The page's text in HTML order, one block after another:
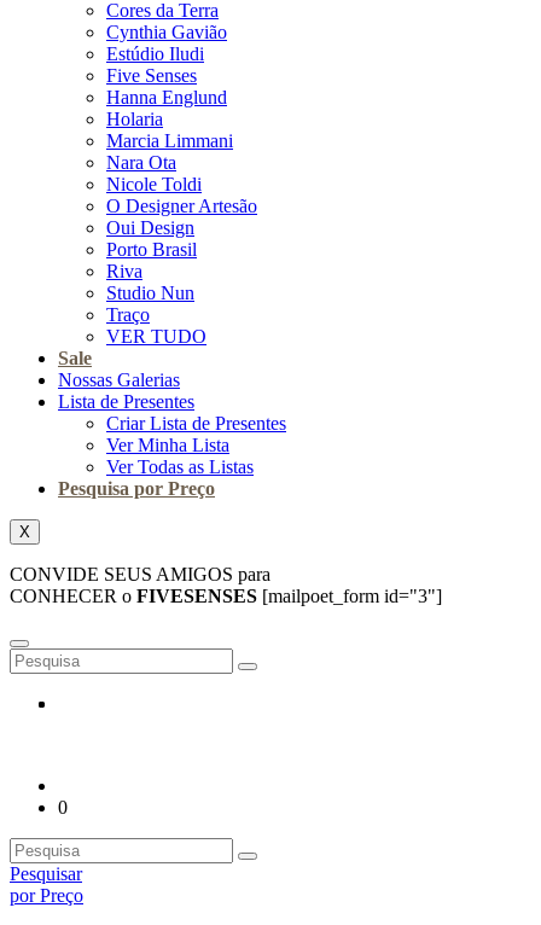
Cores da Terra
Cynthia Gavião
Estúdio Iludi
Five Senses
Hanna Englund
Holaria
Marcia Limmani
Nara Ota
Nicole Toldi
O Designer Artesão
Oui Design
Porto Brasil
Riva
Studio Nun
Traço
VER TUDO
Sale
Nossas Galerias
Lista de Presentes
Criar Lista de Presentes
Ver Minha Lista
Ver Todas as Listas
Pesquisa por Preço
X
CONVIDE SEUS AMIGOS para
CONHECER o FIVESENSES [mailpoet_form id="3"]
0
Pesquisar
por Preço